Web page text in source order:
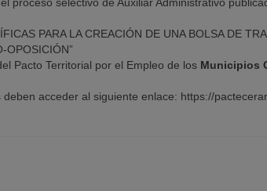
PARA LA CREACIÓN DE UNA BOLSA DE
OPOSICIÓN”
Pacto Territorial por el Empleo de los Municipios
deben acceder al siguiente enlace: https://